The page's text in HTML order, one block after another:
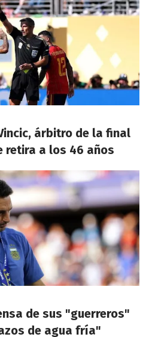
árbitro de la final
retira a los 46 años
de sus "guerreros"
de agua fría"